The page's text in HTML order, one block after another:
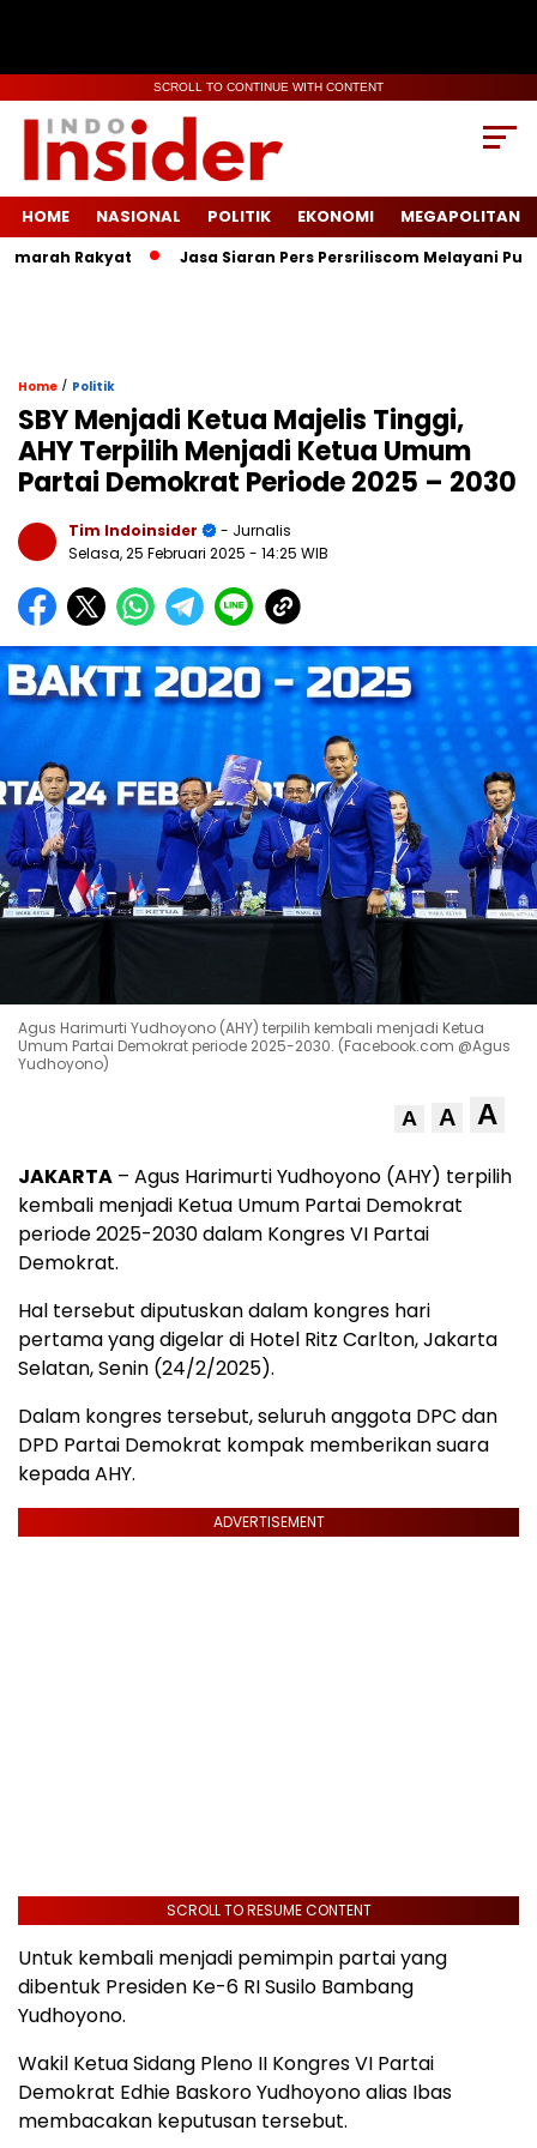
SCROLL TO CONTINUE WITH CONTENT
HOME NASIONAL POLITIK EKONOMI MEGAPOLITAN
Rakyat Jasa Siaran Pers Persriliscom Melayani
Home / Politik
SBY Menjadi Ketua Majelis Tinggi,
AHY Terpilih Menjadi Ketua Umum
Partai Demokrat Periode 2025 – 2030
Tim Indoinsider
- Jurnalis
Selasa, 25 Februari 2025 - 14:25 WIB
Agus Harimurti Yudhoyono (AHY) terpilih kembali menjadi Ketua
Umum Partai Demokrat periode 2025-2030. (Facebook.com @Agus
Yudhoyono)
A A A
JAKARTA – Agus Harimurti Yudhoyono (AHY) terpilih
kembali menjadi Ketua Umum Partai Demokrat
periode 2025-2030 dalam Kongres VI Partai
Demokrat.
Hal tersebut diputuskan dalam kongres hari
pertama yang digelar di Hotel Ritz Carlton, Jakarta
Selatan, Senin (24/2/2025).
Dalam kongres tersebut, seluruh anggota DPC dan
DPD Partai Demokrat kompak memberikan suara
kepada AHY.
ADVERTISEMENT
SCROLL TO RESUME CONTENT
Untuk kembali menjadi pemimpin partai yang
dibentuk Presiden Ke-6 RI Susilo Bambang
Yudhoyono.
Wakil Ketua Sidang Pleno II Kongres VI Partai
Demokrat Edhie Baskoro Yudhoyono alias Ibas
membacakan keputusan tersebut.